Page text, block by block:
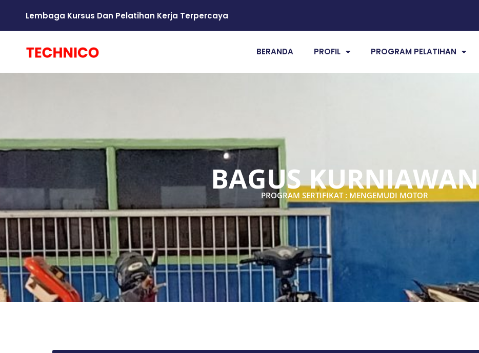
Lembaga Kursus Dan Pelatihan Kerja Terpercaya
BERANDA PROFIL PROGRAM PELATIHAN
BAGUS KURNIAWAN
PROGRAM SERTIFIKAT : MENGEMUDI MOTOR